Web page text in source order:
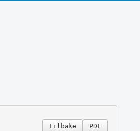
PDF
Tilbake